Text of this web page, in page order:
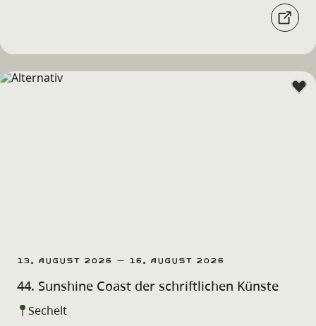
13. August 2026 – 16. August 2026
44. Sunshine Coast der schriftlichen Künste
Sechelt